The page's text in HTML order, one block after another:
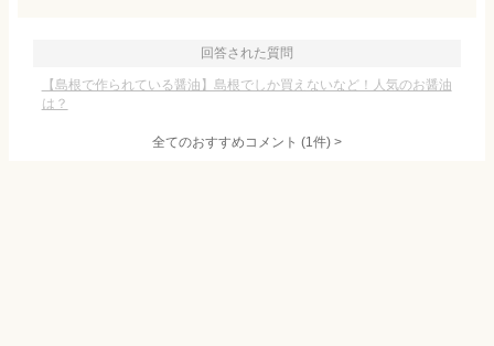
回答された質問
【島根で作られている醤油】島根でしか買えないなど！人気のお醤油
は？
全てのおすすめコメント (1件) >